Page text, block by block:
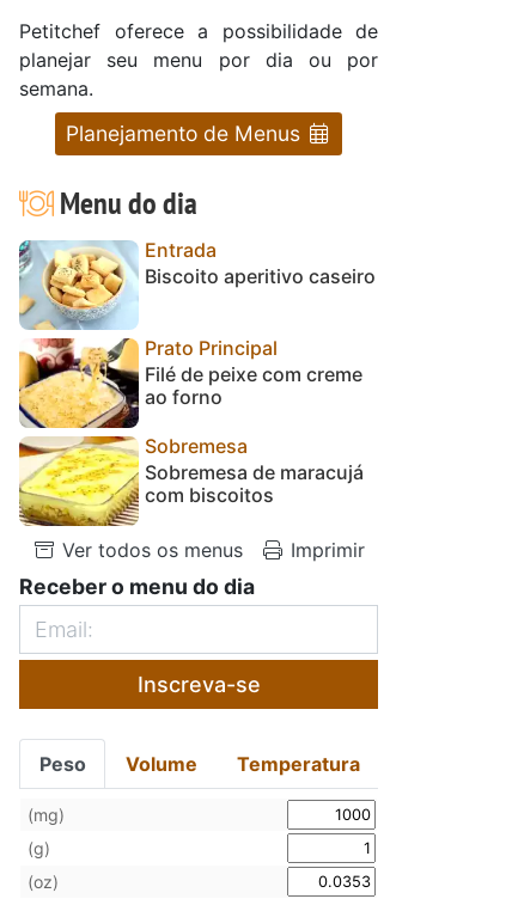
Petitchef oferece a possibilidade de
planejar seu menu por dia ou por
semana.
Planejamento de Menus
Menu do dia
Entrada
Biscoito aperitivo caseiro
Prato Principal
Filé de peixe com creme
ao forno
Sobremesa
Sobremesa de maracujá
com biscoitos
Ver todos os menus Imprimir
Receber o menu do dia
Inscreva-se
Peso Volume Temperatura
(mg)
(g)
(oz)